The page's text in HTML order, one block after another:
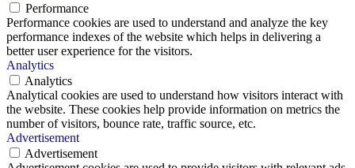
Performance
Performance cookies are used to understand and analyze the key
performance indexes of the website which helps in delivering a
better user experience for the visitors.
Analytics
Analytics
Analytical cookies are used to understand how visitors interact with
the website. These cookies help provide information on metrics the
number of visitors, bounce rate, traffic source, etc.
Advertisement
Advertisement